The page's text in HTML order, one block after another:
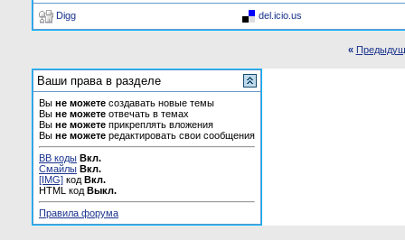
Digg del.icio.us
«
Ваши права в разделе
Вы не можете создавать новые темы
Вы не можете отвечать в темах
Вы не можете прикреплять вложения
Вы не можете редактировать свои сообщения
BB коды Вкл.
Смайлы Вкл.
[IMG] код Вкл.
HTML код Выкл.
Правила форума